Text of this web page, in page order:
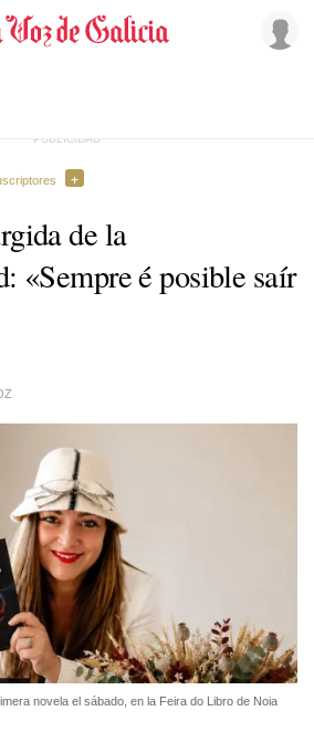
de la
«Sempre é posible saír
novela el sábado, en la Feira do Libro de Noia